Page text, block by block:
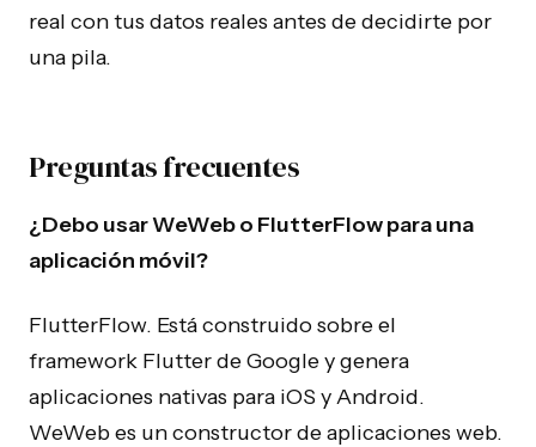
real con tus datos reales antes de decidirte por
una pila.
Preguntas frecuentes
¿Debo usar WeWeb o FlutterFlow para una
aplicación móvil?
FlutterFlow. Está construido sobre el
framework Flutter de Google y genera
aplicaciones nativas para iOS y Android.
WeWeb es un constructor de aplicaciones web.